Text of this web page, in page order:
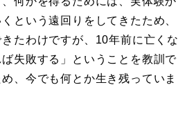
という遠回りをしてきたため、
たわけですが、10年前に亡くな
失敗する」ということを教訓で
、今でも何とか生き残っていま